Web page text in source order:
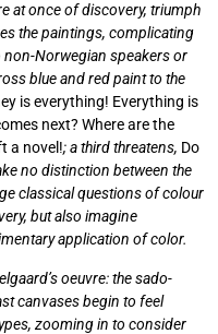
at once of discovery, triumph
the paintings, complicating
non-Norwegian speakers or
blue and red paint to the
is everything! Everything is
next? Where are the
a novel!; a third threatens, Do
no distinction between the
classical questions of colour
but also imagine
application of color.
oeuvre: the sado-
canvases begin to feel
zooming in to consider